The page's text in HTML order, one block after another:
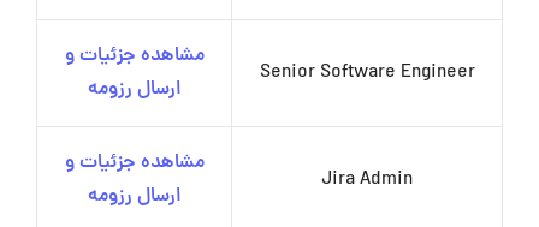
Senior Software Engineer
مشاهده جزئیات و
ارسال رزومه
Jira Admin
مشاهده جزئیات و
ارسال رزومه